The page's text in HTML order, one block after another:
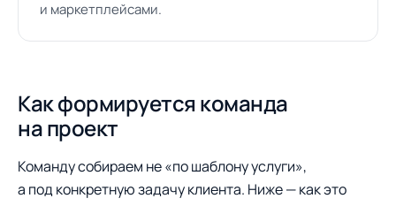
и маркетплейсами.
Как формируется команда
на проект
Команду собираем не «по шаблону услуги»,
а под конкретную задачу клиента. Ниже — как это